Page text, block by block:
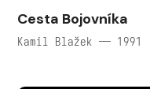
Cesta Bojovníka
Kamil Blažek — 1991